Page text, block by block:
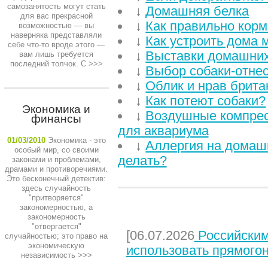
самозанятость могут стать
для вас прекрасной
возможностью — вы
наверняка представляли
себе что-то вроде этого —
вам лишь требуется
последний толчок. С>>>
Экономика и
финансы
01/03/2010 Экономика - это
особый мир, со своими
законами и проблемами,
драмами и противоречиями.
Это бесконечный детектив:
здесь случайность
"притворяется"
закономерностью, а
закономерность
"отвергается"
случайностью; это право на
экономическую
независимость >>>
↓Домашняя белка
↓ Как правильно
↓ Как устроить дома
↓ Выставки
↓ Выбор собаки-
↓ Облик и нрав
↓ Как потеют собаки?
↓ Воздушные
для аквариума
↓Аллергия на
делать?
[06.07.2026
использовать